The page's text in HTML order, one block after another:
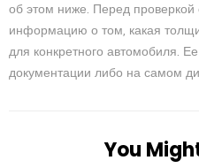
об этом ниже. Перед проверкой
информацию о том, какая
для конкретного автомобиля.
документации либо на самом
You